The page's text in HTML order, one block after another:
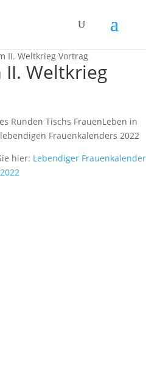
II. Weltkrieg Vortrag
II. Weltkrieg
Runden Tischs FrauenLeben in
Frauenkalenders 2022
hier: Lebendiger Frauenkalender
2022